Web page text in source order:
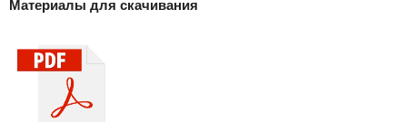
Материалы для скачивания